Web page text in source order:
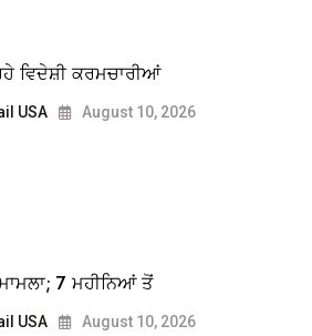
ਵਿਦੇਸ਼ੀ ਕਰਮਚਾਰੀਆਂ
USA August 10, 2026
7 ਮਹੀਨਿਆਂ ਤੋਂ
USA August 10, 2026